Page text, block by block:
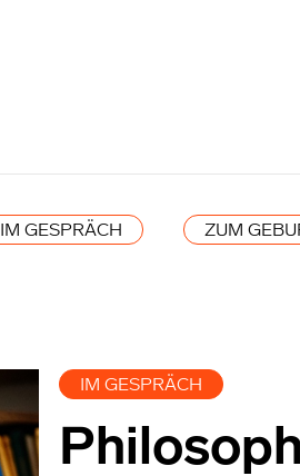
IM GESPRÄCH ZUM
IM GESPRÄCH